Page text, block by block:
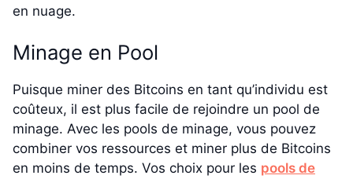
en nuage.
Minage en Pool
Puisque miner des Bitcoins en tant qu’individu est
coûteux, il est plus facile de rejoindre un pool de
minage. Avec les pools de minage, vous pouvez
combiner vos ressources et miner plus de Bitcoins
en moins de temps. Vos choix pour les pools de